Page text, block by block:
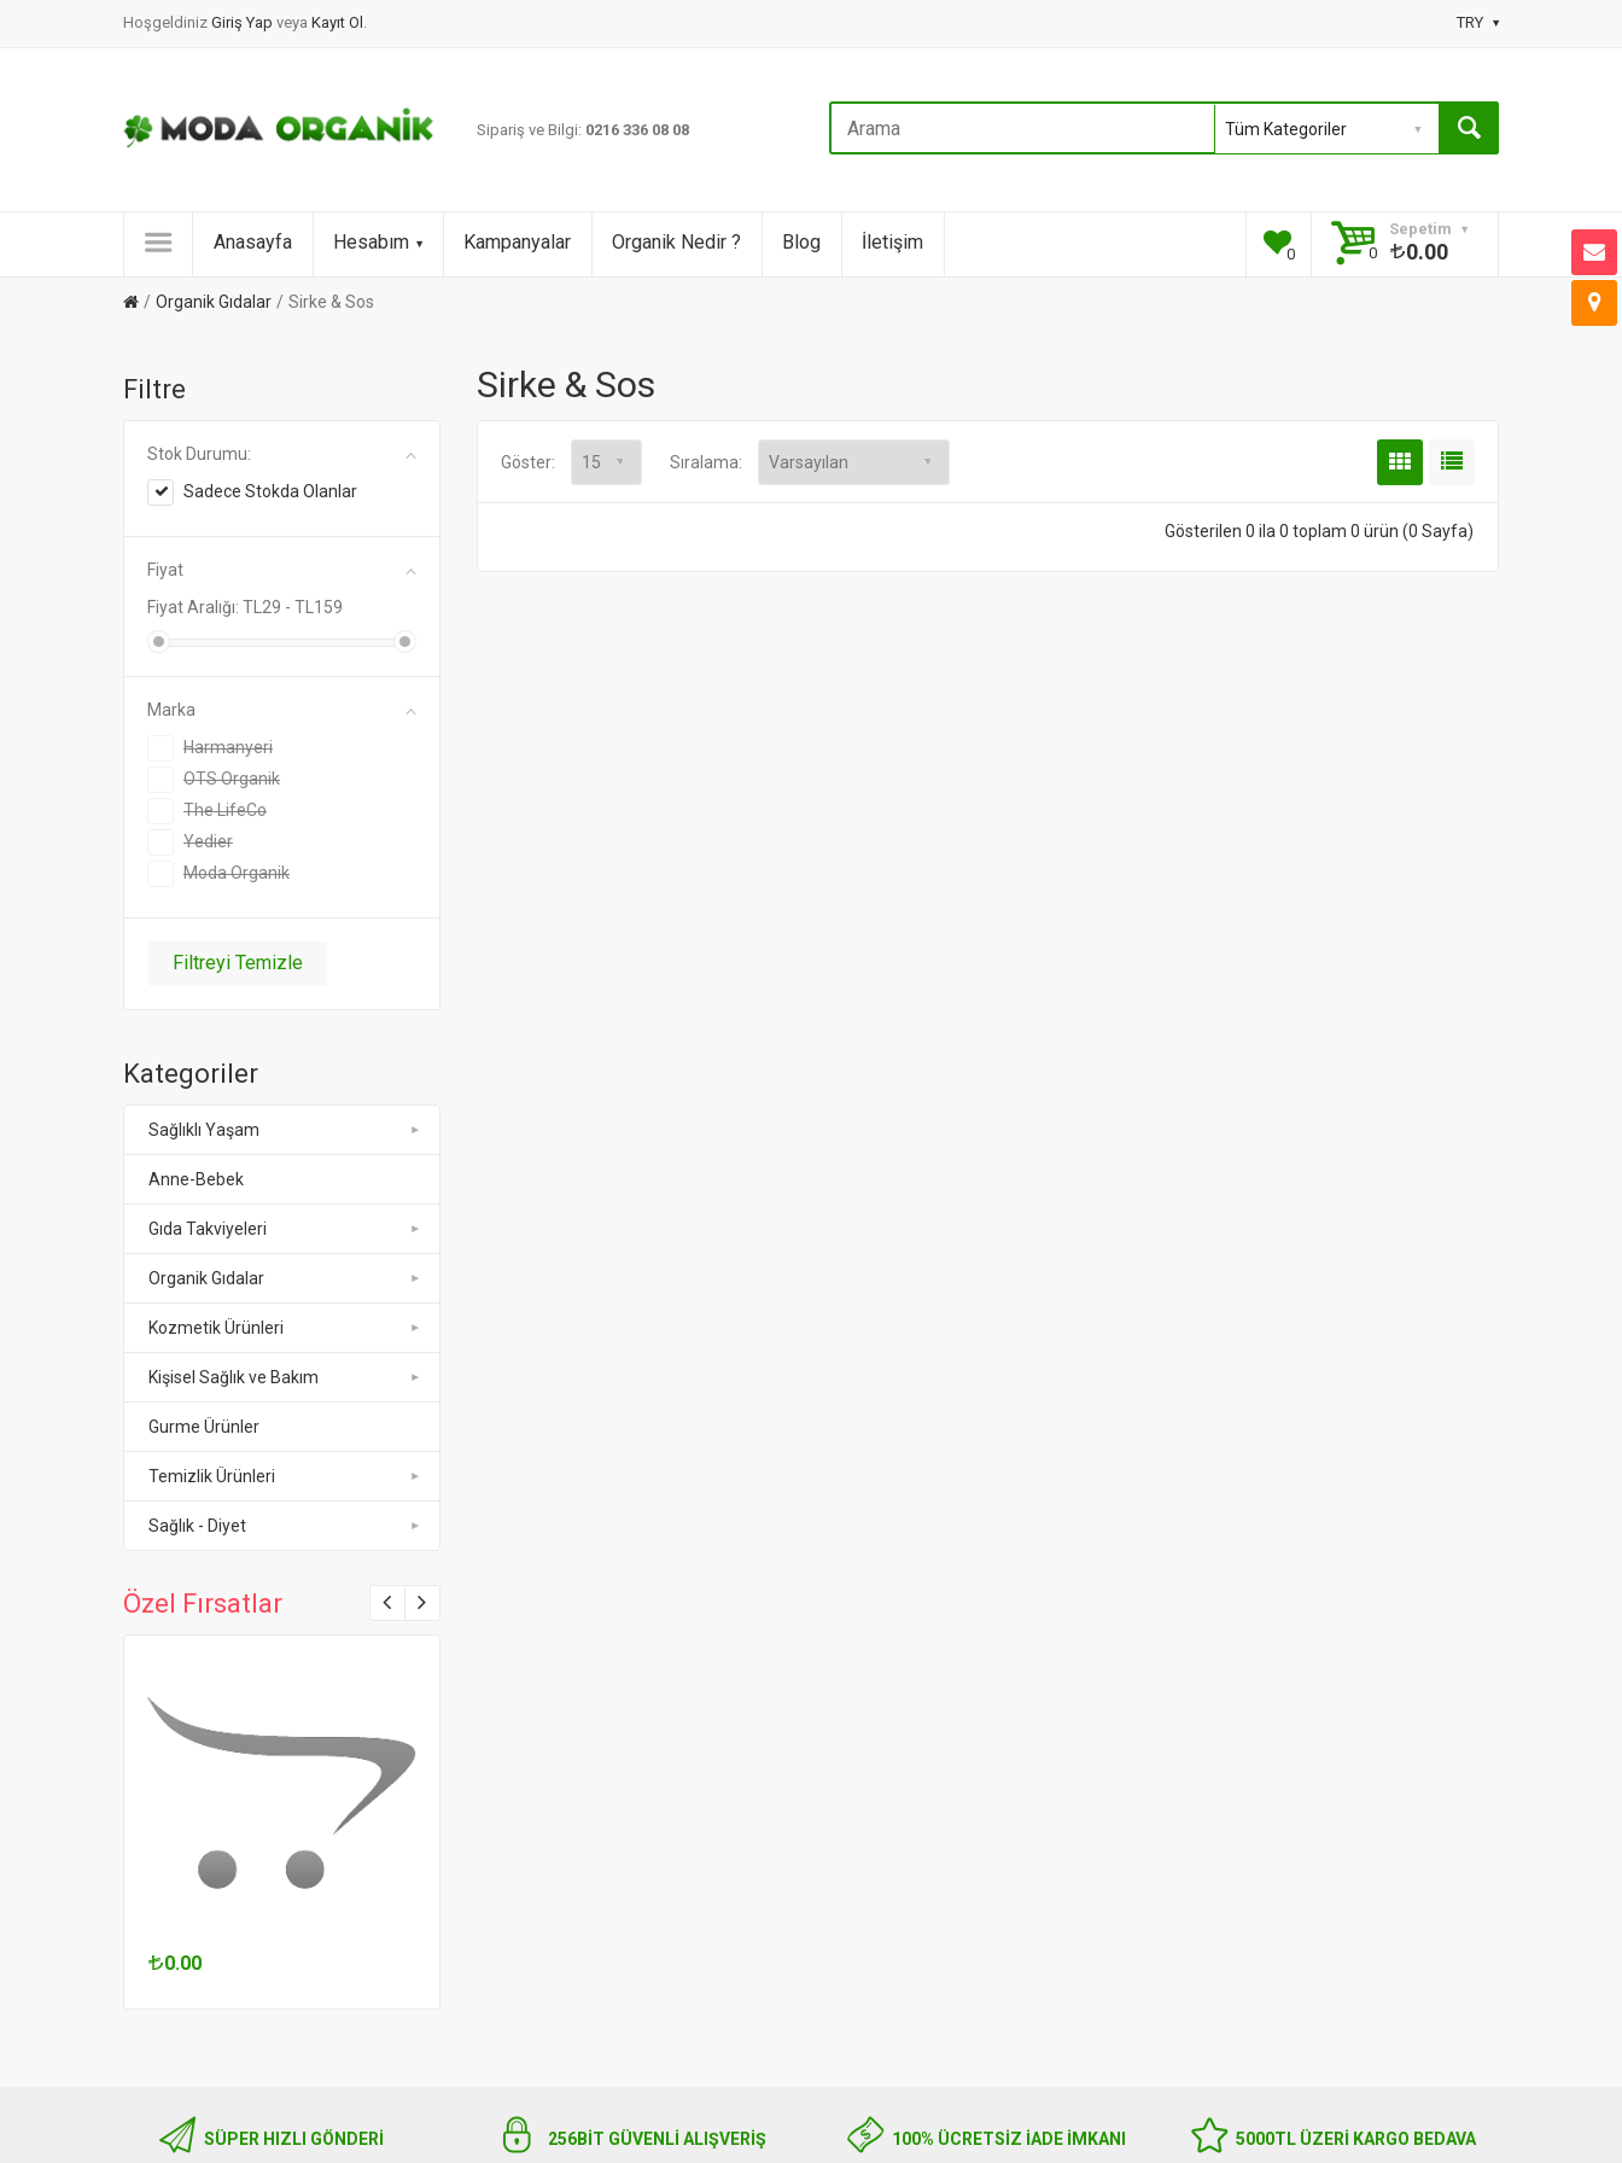
Hoşgeldiniz Giriş Yap veya Kayıt Ol . TRY
Sipariş ve Bilgi: 0216 336 08 08
Anasayfa Hesabım Kampanyalar Organik Nedir ? Blog İletişim
0
Sepetim
0
0.00
Organik Gıdalar Sirke & Sos
Filtre
Stok Durumu:
Sadece Stokda Olanlar
Fiyat
Fiyat Aralığı: TL 29 - TL 159
Marka
Harmanyeri
OTS Organik
The LifeCo
Yedier
Moda Organik
Filtreyi Temizle
Kategoriler
Sağlıklı Yaşam
Anne-Bebek
Gıda Takviyeleri
Organik Gıdalar
Kozmetik Ürünleri
Kişisel Sağlık ve Bakım
Gurme Ürünler
Temizlik Ürünleri
Sağlık - Diyet
Özel Fırsatlar
0.00
Sirke & Sos
Göster: Sıralama:
Gösterilen 0 ila 0 toplam 0 ürün (0 Sayfa)
SÜPER HIZLI GÖNDERI 256BIT GÜVENLİ ALIŞVERİŞ 100% ÜCRETSİZ İADE İMKANI 5000TL ÜZERI KARGO BEDAVA